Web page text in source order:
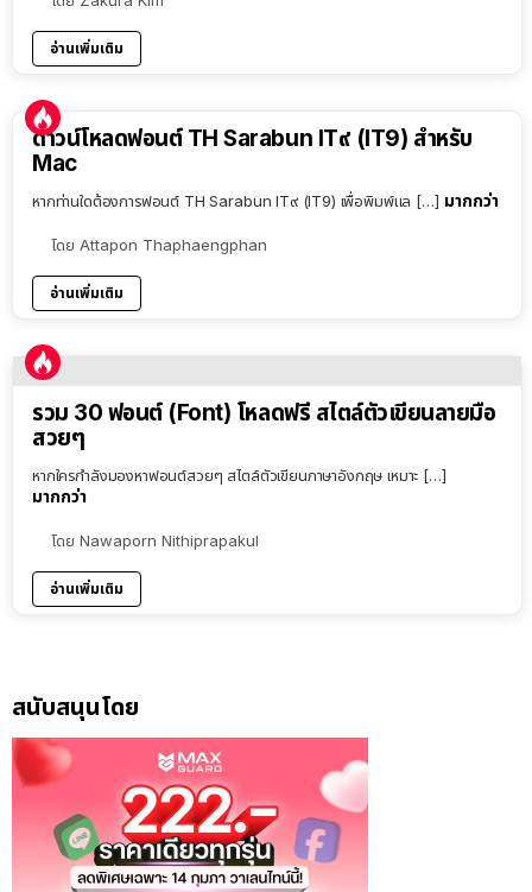
อ่านเพิ่มเติม
ดาวน์โหลดฟอนต์ TH Sarabun IT๙ (IT9) สำหรับ
Mac
หากท่านใดต้องการฟอนต์ TH Sarabun IT๙ (IT9) เพื่อพิมพ์แล […] มากกว่า
โดย Attapon Thaphaengphan
อ่านเพิ่มเติม
รวม 30 ฟอนต์ (Font) โหลดฟรี สไตล์ตัวเขียนลายมือ
สวยๆ
หากใครกำลังมองหาฟอนต์สวยๆ สไตล์ตัวเขียนภาษาอังกฤษ เหมาะ […]
มากกว่า
โดย Nawaporn Nithiprapakul
อ่านเพิ่มเติม
สนับสนุนโดย